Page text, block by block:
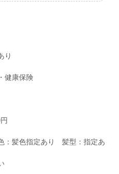
り
健康保険
：髪色指定あり 髪型：指定あ